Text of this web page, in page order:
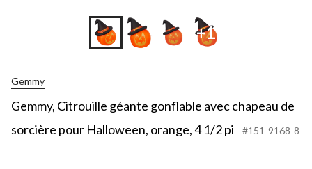
+1
Gemmy
Gemmy, Citrouille géante gonflable avec chapeau de
sorcière pour Halloween, orange, 4 1/2 pi
#151-9168-8